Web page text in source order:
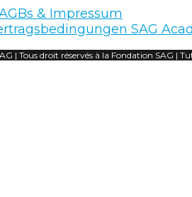
& Impressum
SAG
| Tous droit réservés à la Fondation SAG |